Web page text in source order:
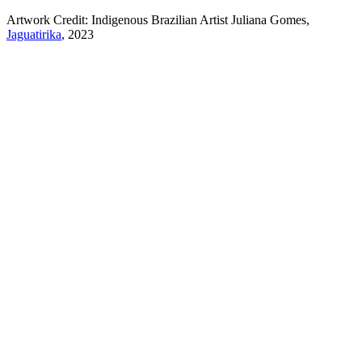
Artwork Credit: Indigenous Brazilian Artist Juliana Gomes,
Jaguatirika, 2023